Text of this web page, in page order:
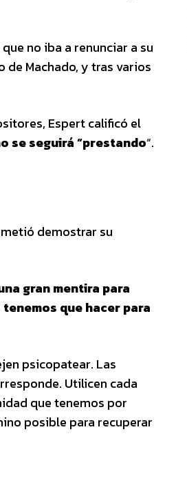
no iba a renunciar a su
Machado, y tras varios
Espert calificó el
se seguirá “prestando“.
demostrar su
gran mentira para
que hacer para
psicopatear. Las
Utilicen cada
que tenemos por
posible para recuperar